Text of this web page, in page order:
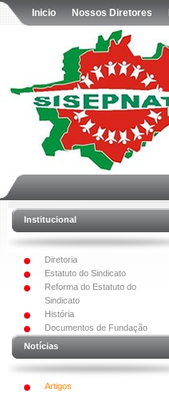
Inicio Nossos Diretores
Institucional
Diretoria
Estatuto do Sindicato
Reforma do Estatuto do
Sindicato
História
Documentos de Fundação
Notícias
Artigos